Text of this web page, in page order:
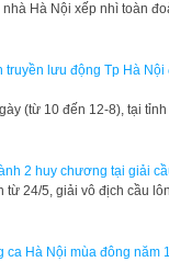
Hà Nội xếp nhì toàn
truyền lưu động Tp Hà
(từ 10 đến 12-8), tại
2 huy chương tại giải
từ 24/5, giải vô địch cầu
ca Hà Nội mùa đông năm